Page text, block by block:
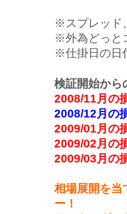
※スプレッド
※外為どっと
※仕掛日の日
検証開始から
2008/11月の
2008/12月の
2009/01月の
2009/02月の
2009/03月の
相場展開を当
ー！